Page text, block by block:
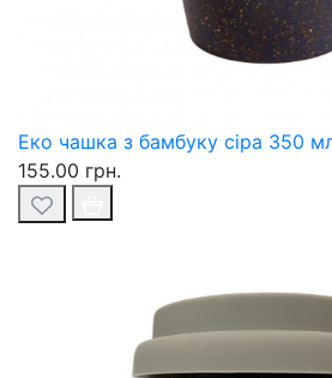
Еко чашка з бамбуку сіра 350
155.00 грн.